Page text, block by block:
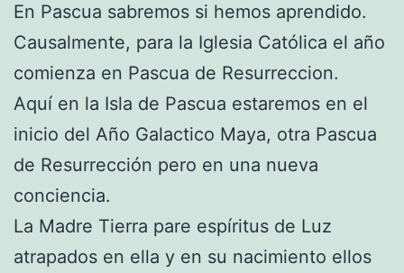
En Pascua sabremos si hemos aprendido.
Causalmente, para la Iglesia Católica el año
comienza en Pascua de Resurreccion.
Aquí en la Isla de Pascua estaremos en el
inicio del Año Galactico Maya, otra Pascua
de Resurrección pero en una nueva
conciencia.
La Madre Tierra pare espíritus de Luz
atrapados en ella y en su nacimiento ellos